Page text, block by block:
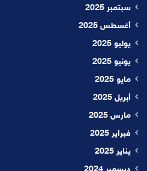
سبتمبر 2025
أغسطس 2025
يوليو 2025
يونيو 2025
مايو 2025
أبريل 2025
مارس 2025
فبراير 2025
يناير 2025